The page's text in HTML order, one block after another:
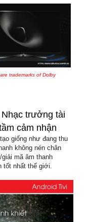
trademarks of Dolby
Nhạc trưởng tài
cảm nhận
giống như đang thu
không nén chân
giải mã âm thanh
tốt nhất thế giới.